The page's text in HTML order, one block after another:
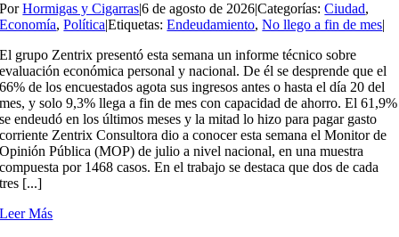
PorHormigas y Cigarras|6 de agosto de 2026|Categorías:Ciudad,
Economía,Política|Etiquetas:Endeudamiento,No llego a fin de mes|
El grupo Zentrix presentó esta semana un informe técnico sobre
evaluación económica personal y nacional. De él se desprende que el
66% de los encuestados agota sus ingresos antes o hasta el día 20 del
mes, y solo 9,3% llega a fin de mes con capacidad de ahorro. El 61,9%
se endeudó en los últimos meses y la mitad lo hizo para pagar gasto
corriente Zentrix Consultora dio a conocer esta semana el Monitor de
Opinión Pública (MOP) de julio a nivel nacional, en una muestra
compuesta por 1468 casos. En el trabajo se destaca que dos de cada
tres [...]
Leer Más